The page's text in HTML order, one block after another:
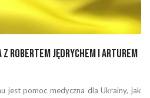
Robertem Jędrychem i Arturem
jest pomoc medyczna dla Ukrainy, jak